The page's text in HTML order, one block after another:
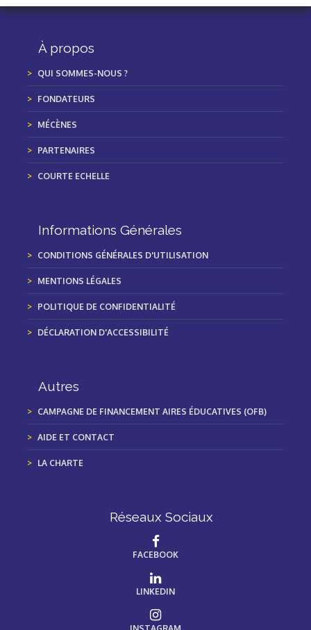
À propos
QUI SOMMES-NOUS ?
FONDATEURS
MÉCÈNES
PARTENAIRES
COURTE ECHELLE
Informations Générales
CONDITIONS GÉNÉRALES D'UTILISATION
MENTIONS LÉGALES
POLITIQUE DE CONFIDENTIALITÉ
DÉCLARATION D'ACCESSIBILITÉ
Autres
CAMPAGNE DE FINANCEMENT AIRES ÉDUCATIVES (OFB)
AIDE ET CONTACT
LA CHARTE
Réseaux Sociaux
FACEBOOK
LINKEDIN